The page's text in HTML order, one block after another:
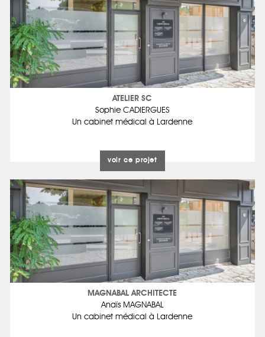
ATELIER SC
Sophie CADIERGUES
Un cabinet médical à Lardenne
voir ce projet
MAGNABAL ARCHITECTE
Anaïs MAGNABAL
Un cabinet médical à Lardenne